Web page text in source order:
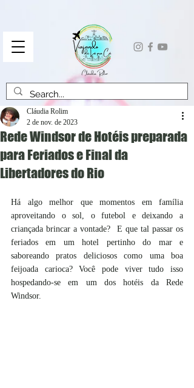
Rede Windsor de Hotéis preparada
para Feriados e Final da
Libertadores do Rio
Cláudia Rolim
2 de nov. de 2023
Há algo melhor que momentos em família
aproveitando o sol, o futebol e deixando a
criançada brincar a vontade?  E que tal passar os
feriados em um hotel pertinho do mar e
saboreando pratos deliciosos como uma boa
feijoada carioca? Você pode viver tudo isso
hospedando-se em um dos hotéis da Rede
Windsor.